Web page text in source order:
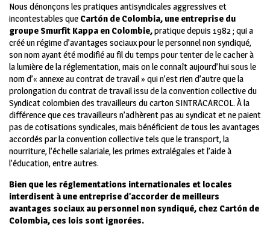
Nous dénonçons les pratiques antisyndicales aggressives et
incontestables que Cartón de Colombia, une entreprise du
groupe Smurfit Kappa en Colombie,pratique depuis 1982 ; qui a
créé un régime d’avantages sociaux pour le personnel non syndiqué,
son nom ayant été modifié au fil du temps pour tenter de le cacher à
la lumière de la réglementation, mais on le connaît aujourd’hui sous le
nom d’« annexe au contrat de travail » qui n’est rien d’autre que la
prolongation du contrat de travail issu de la convention collective du
Syndicat colombien des travailleurs du carton SINTRACARCOL. À la
différence que ces travailleurs n’adhèrent pas au syndicat et ne paient
pas de cotisations syndicales, mais bénéficient de tous les avantages
accordés par la convention collective tels que le transport, la
nourriture, l’échelle salariale, les primes extralégales et l’aide à
l’éducation, entre autres.
Bien que les réglementations internationales et locales
interdisent à une entreprise d’accorder de meilleurs
avantages sociaux au personnel non syndiqué, chez Cartón de
Colombia, ces lois sont ignorées.